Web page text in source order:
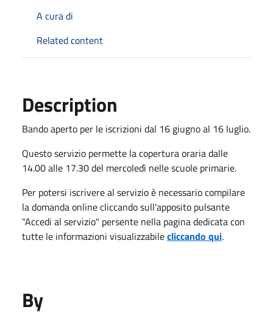
A cura di
Related content
Description
Bando aperto per le iscrizioni dal 16 giugno al 16 luglio.
Questo servizio permette la copertura oraria dalle
14.00 alle 17.30 del mercoledì nelle scuole primarie.
Per potersi iscrivere al servizio è necessario compilare
la domanda online cliccando sull'apposito pulsante
"Accedi al servizio" persente nella pagina dedicata con
tutte le informazioni visualizzabilecliccando qui.
By